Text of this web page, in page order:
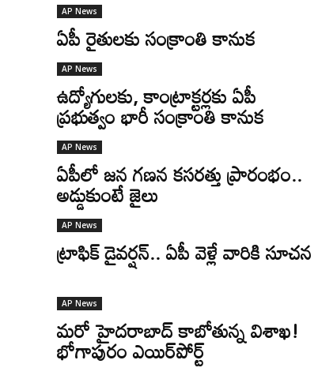
AP News
ఏపీ రైతులకు సంక్రాంతి కానుక
AP News
ఉద్యోగులకు, కాంట్రాక్టర్లకు ఏపీ
ప్రభుత్వం భారీ సంక్రాంతి కానుక
AP News
ఏపీలో జన గణన కసరత్తు ప్రారంభం..
అడ్డుకుంటే జైలు
AP News
ట్రాఫిక్‌ డైవర్షన్.. ఏపీ వెళ్లే వారికి సూచన
AP News
మరో హైదరాబాద్ కాబోతున్న విశాఖ!
భోగాపురం ఎయిర్‌పోర్ట్